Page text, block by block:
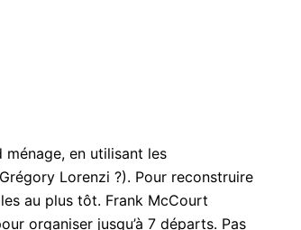
ménage, en utilisant les
Lorenzi ?). Pour reconstruire
au plus tôt. Frank McCourt
organiser jusqu’à 7 départs. Pas